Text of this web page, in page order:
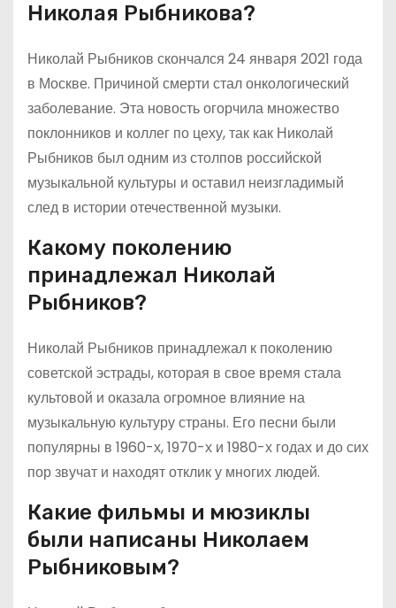
Николая Рыбникова?
Николай Рыбников скончался 24 января 2021 года
в Москве. Причиной смерти стал онкологический
заболевание. Эта новость огорчила множество
поклонников и коллег по цеху, так как Николай
Рыбников был одним из столпов российской
музыкальной культуры и оставил неизгладимый
след в истории отечественной музыки.
Какому поколению
принадлежал Николай
Рыбников?
Николай Рыбников принадлежал к поколению
советской эстрады, которая в свое время стала
культовой и оказала огромное влияние на
музыкальную культуру страны. Его песни были
популярны в 1960-х, 1970-х и 1980-х годах и до сих
пор звучат и находят отклик у многих людей.
Какие фильмы и мюзиклы
были написаны Николаем
Рыбниковым?